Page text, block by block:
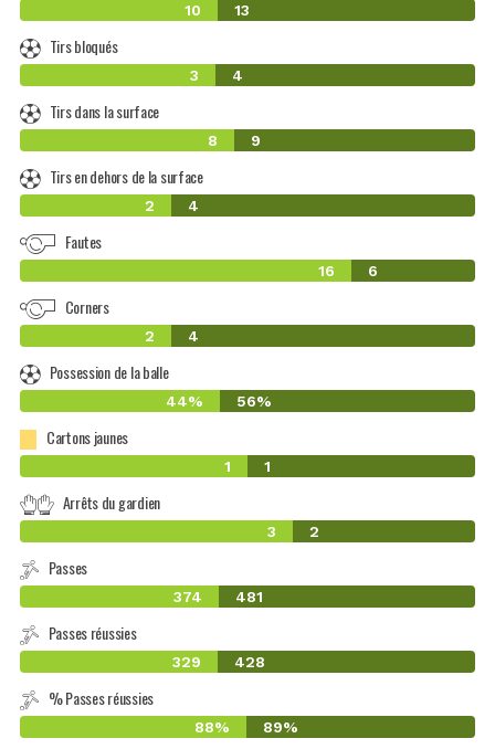
10 13
Tirs bloqués
3 4
Tirs dans la surface
8 9
Tirs en dehors de la surface
2 4
Fautes
16 6
Corners
2 4
Possession de la balle
44% 56%
Cartons jaunes
1 1
Arrêts du gardien
3 2
Passes
374 481
Passes réussies
329 428
% Passes réussies
88% 89%